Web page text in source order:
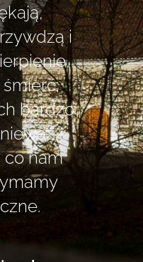
i
bardzo
co nam